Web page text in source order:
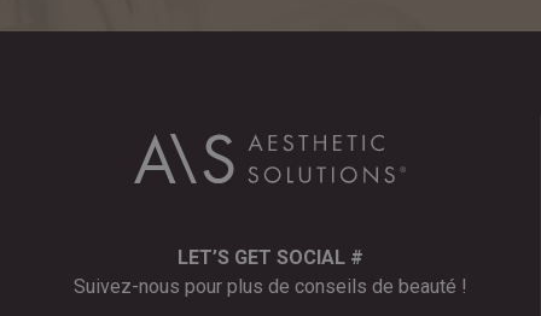
LET’S GET SOCIAL #
Suivez-nous pour plus de conseils de beauté !